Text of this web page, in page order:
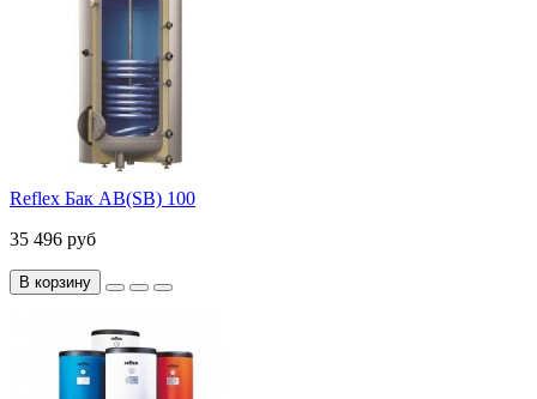
Reflex Бак AB(SB) 100
35 496 руб
В корзину